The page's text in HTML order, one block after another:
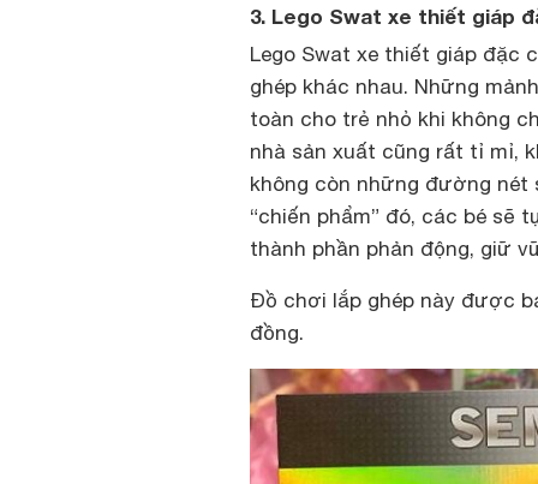
3. Lego Swat xe thiết giáp
Lego Swat xe thiết giáp đặc
ghép khác nhau. Những
toàn cho trẻ nhỏ khi không
nhà sản xuất cũng rất tỉ mỉ,
không còn những đường nét
“chiến phẩm” đó, các bé sẽ
thành phần phản động, giữ
Đồ chơi lắp ghép này được
đồng.